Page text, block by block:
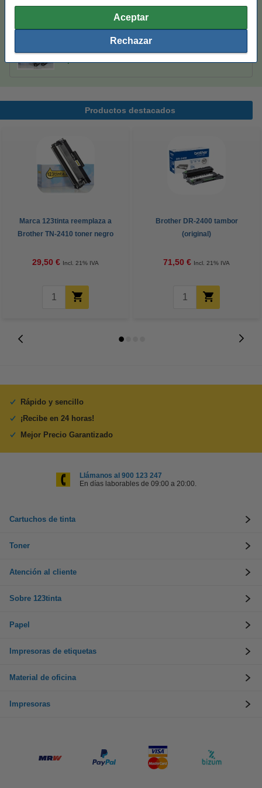
Aceptar
Rechazar
Marca 123tinta reemplaza a pack doble Brother
TN-2410 toner negro
55,00 €
Productos destacados
Marca 123tinta reemplaza a
Brother TN-2410 toner negro
29,50 € Incl. 21% IVA
Brother DR-2400 tambor
(original)
71,50 € Incl. 21% IVA
Rápido y sencillo
¡Recibe en 24 horas!
Mejor Precio Garantizado
Llámanos al 900 123 247
En días laborables de 09:00 a 20:00.
Cartuchos de tinta
Toner
Atención al cliente
Sobre 123tinta
Papel
Impresoras de etiquetas
Material de oficina
Impresoras